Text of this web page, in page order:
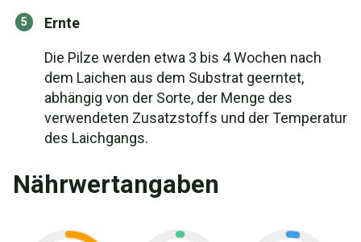
Ernte
Die Pilze werden etwa 3 bis 4 Wochen nach
dem Laichen aus dem Substrat geerntet,
abhängig von der Sorte, der Menge des
verwendeten Zusatzstoffs und der Temperatur
des Laichgangs.
Nährwertangaben